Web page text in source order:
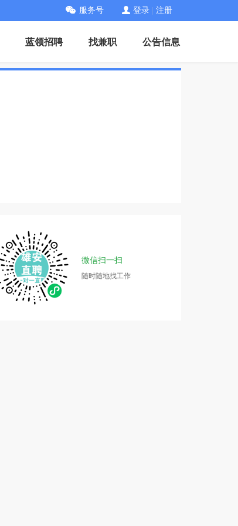
服务号 登录 注册
蓝领招聘 找兼职 公告信息
微信扫一扫
随时随地找工作